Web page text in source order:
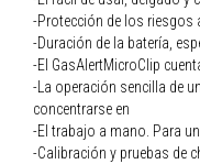
-Protección de los riesgos
-Duración de la batería,
-El GasAlertMicroClip
-La operación sencilla de
concentrarse en
-El trabajo a mano. Para
-Calibración y pruebas de